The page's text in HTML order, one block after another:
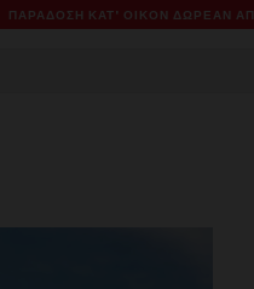
ΠΑΡΆΔΟΣΗ ΚΑΤ' ΟΊΚΟΝ ΔΩΡΕΑΝ